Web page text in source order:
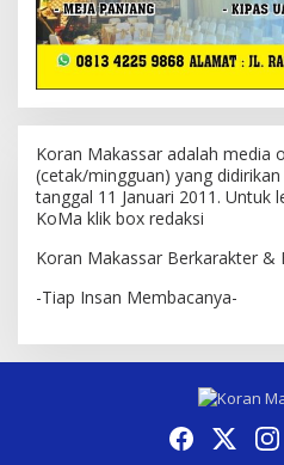
Koran Makassar adalah media
(cetak/mingguan) yang
tanggal 11 Januari 2011. Untuk
KoMa klik box redaksi
Koran Makassar Berkarakter &
-Tiap Insan Membacanya-